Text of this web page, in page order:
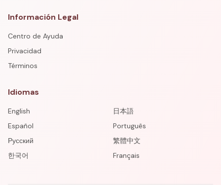
Información Legal
Centro de Ayuda
Privacidad
Términos
Idiomas
English
日本語
Español
Português
Русский
繁體中文
한국어
Français